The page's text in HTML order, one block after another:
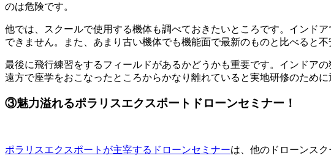
のは危険です。
他では、スクールで使用する機体も調べておきたいところです。インド
できません。また、あまり古い機体でも機能面で最新のものと比べると不
最後に飛行練習をするフィールドがあるかどうかも重要です。インドア
遠方で座学をおこなったところからかなり離れていると実地研修のため
③魅力溢れるポラリスエクスポートドローンセミナー！
ポラリスエクスポートが主宰するドローンセミナーは、他のドローンス